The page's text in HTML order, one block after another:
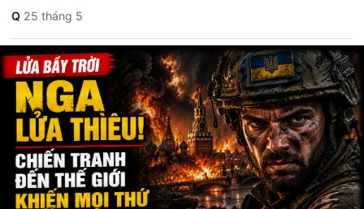
Q·25 tháng 5